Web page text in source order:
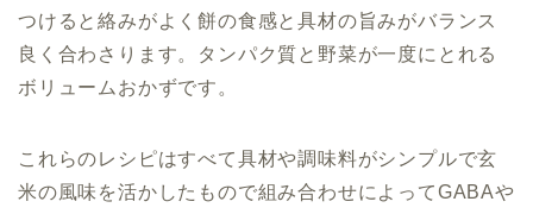
つけると絡みがよく餅の食感と具材の旨みがバランス
良く合わさります。タンパク質と野菜が一度にとれる
ボリュームおかずです。
これらのレシピはすべて具材や調味料がシンプルで玄
米の風味を活かしたもので組み合わせによってGABAや